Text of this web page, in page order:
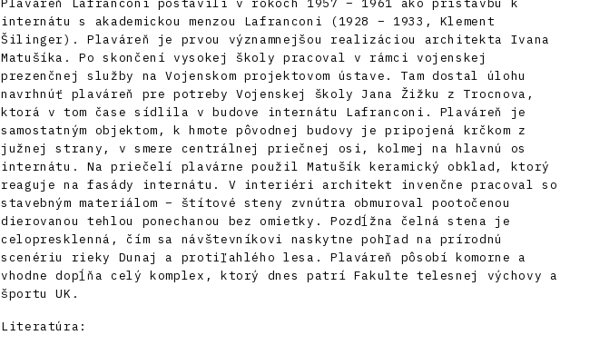
internátu s akademickou menzou Lafranconi (1928 – 1933, Klement
Šilinger). Plaváreň je prvou významnejšou realizáciou architekta Ivana
Matušíka. Po skončení vysokej školy pracoval v rámci vojenskej
prezenčnej služby na Vojenskom projektovom ústave. Tam dostal úlohu
navrhnúť plaváreň pre potreby Vojenskej školy Jana Žižku z Trocnova,
ktorá v tom čase sídlila v budove internátu Lafranconi. Plaváreň je
samostatným objektom, k hmote pôvodnej budovy je pripojená krčkom z
južnej strany, v smere centrálnej priečnej osi, kolmej na hlavnú os
internátu. Na priečelí plavárne použil Matušík keramický obklad, ktorý
reaguje na fasády internátu. V interiéri architekt invenčne pracoval so
stavebným materiálom – štítové steny zvnútra obmuroval pootočenou
dierovanou tehlou ponechanou bez omietky. Pozdĺžna čelná stena je
celopresklenná, čím sa návštevníkovi naskytne pohľad na prírodnú
scenériu rieky Dunaj a protiľahlého lesa. Plaváreň pôsobí komorne a
vhodne dopĺňa celý komplex, ktorý dnes patrí Fakulte telesnej výchovy a
športu UK.
Literatúra: